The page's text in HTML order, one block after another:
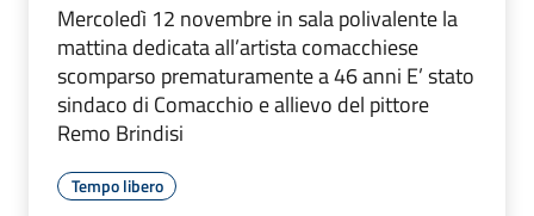
Mercoledì 12 novembre in sala polivalente la
mattina dedicata all’artista comacchiese
scomparso prematuramente a 46 anni E’ stato
sindaco di Comacchio e allievo del pittore
Remo Brindisi
Tempo libero